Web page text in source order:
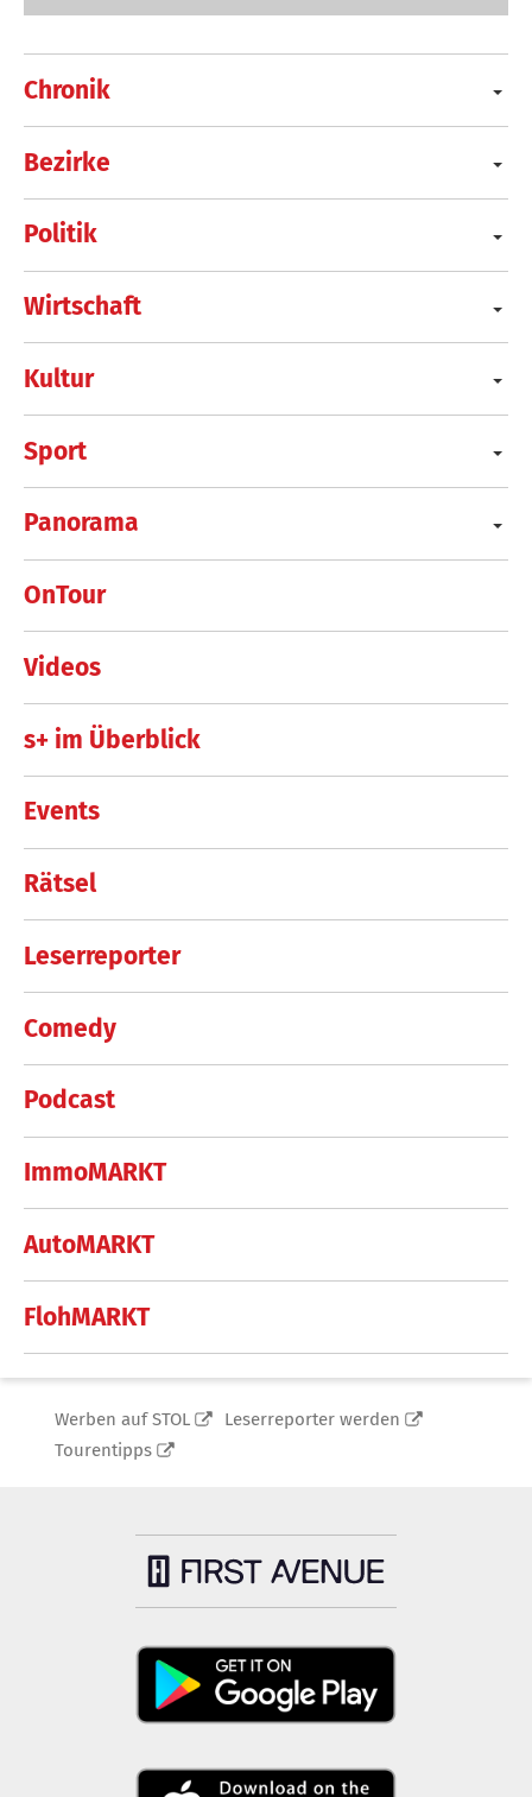
Chronik
Bezirke
Politik
Wirtschaft
Kultur
Sport
Panorama
OnTour
Videos
s+ im Überblick
Events
Rätsel
Leserreporter
Comedy
Podcast
ImmoMARKT
AutoMARKT
FlohMARKT
Werben auf STOL
Leserreporter werden
Tourentipps